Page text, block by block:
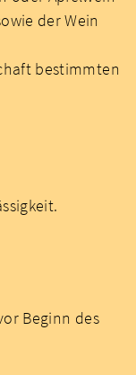
der Wein
bestimmten
Beginn des